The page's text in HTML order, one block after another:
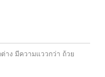
าง มีความแววกว่า ถ้วย